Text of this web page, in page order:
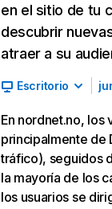
en el sitio de tu
descubrir
atraer a su
Escritorio
En nordnet.no, los
principalmente de
tráfico), seguidos
la mayoría de los
los usuarios se